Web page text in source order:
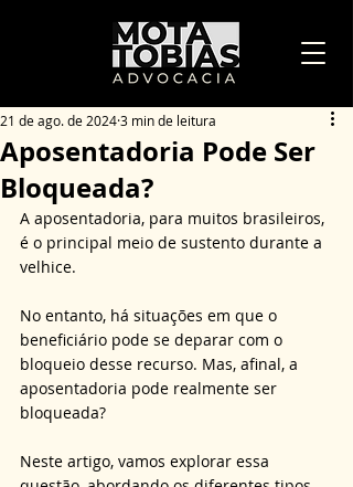
Aposentadoria Pode Ser
Bloqueada?
21 de ago. de 20243 min de leitura
A aposentadoria, para muitos brasileiros,
é o principal meio de sustento durante a
velhice.
No entanto, há situações em que o
beneficiário pode se deparar com o
bloqueio desse recurso. Mas, afinal, a
aposentadoria pode realmente ser
bloqueada?
Neste artigo, vamos explorar essa